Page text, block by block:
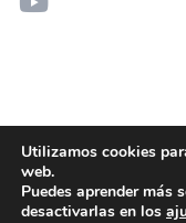
Utilizamos cookies
web.
Puedes aprender más
desactivarlas en los